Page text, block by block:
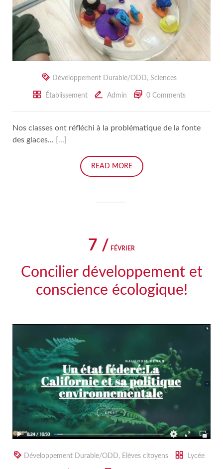
Développement Durable/ODD, Sciences
Établissement Admin 0 Comments
Nos classes ont réfléchi à la problématique de la fonte
des glaces... […]
READ MORE
7 / FÉVRIER
Concilier développement et
conscience écologique!
Développement Durable/ODD, Elèves citoyens Lycée